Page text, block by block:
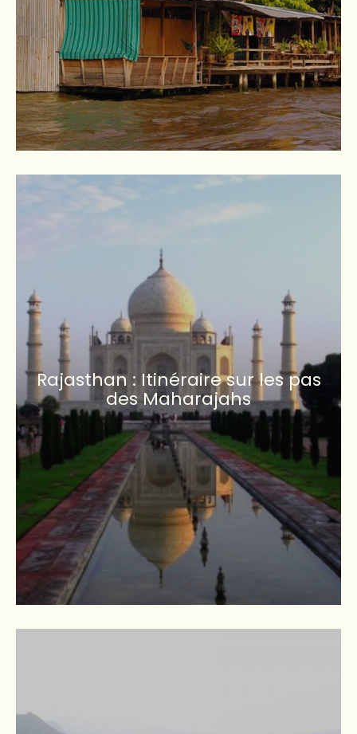
Rajasthan : Itinéraire sur les pas
des Maharajahs